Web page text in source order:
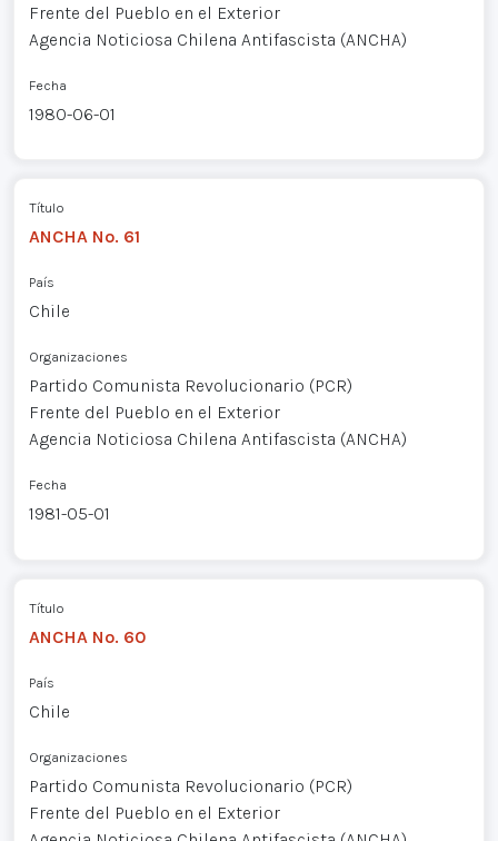
Frente del Pueblo en el Exterior
Agencia Noticiosa Chilena Antifascista (ANCHA)
Fecha
1980-06-01
Título
ANCHA No. 61
País
Chile
Organizaciones
Partido Comunista Revolucionario (PCR)
Frente del Pueblo en el Exterior
Agencia Noticiosa Chilena Antifascista (ANCHA)
Fecha
1981-05-01
Título
ANCHA No. 60
País
Chile
Organizaciones
Partido Comunista Revolucionario (PCR)
Frente del Pueblo en el Exterior